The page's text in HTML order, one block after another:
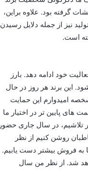
گرفته بود. علاوه براین،
سال متوالی در ایران در تولید نیز از جمله دلایل رسیدن
است.
خود ادامه دهد. بارز
این برند هر روز در حال
امیدوارم این حمایت
های پایین تر در اختیار ما
تلاشیم، در سال جاری حضور
روشن کنیم از نظر
به فروش بیشتر دست یابیم.
شد. از نظر من سال